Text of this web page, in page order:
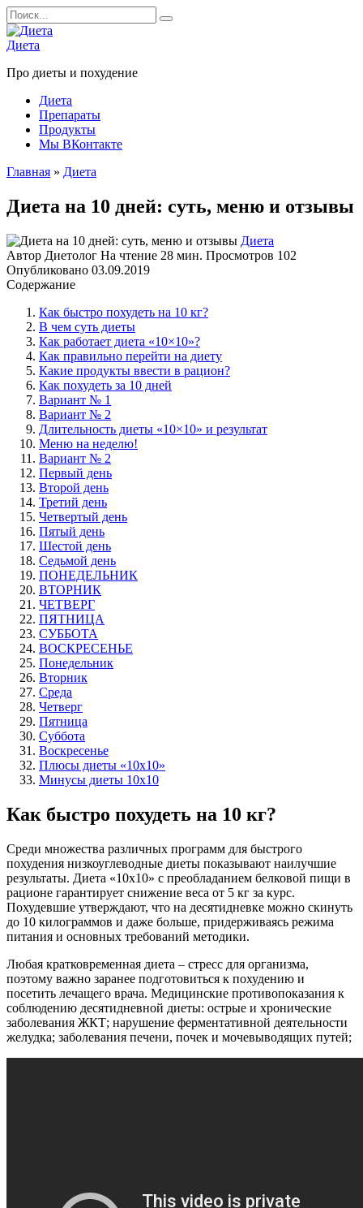
Перейти
к
содержанию
Search
for:
Диета
Про диеты и похудение
Диета
Препараты
Продукты
Мы ВКонтакте
Главная » Диета
Диета на 10 дней: суть, меню и отзывы
Диета
Автор Диетолог На чтение 28 мин. Просмотров 102
Опубликовано 03.09.2019
Содержание
Как быстро похудеть на 10 кг?
В чем суть диеты
Как работает диета «10×10»?
Как правильно перейти на диету
Какие продукты ввести в рацион?
Как похудеть за 10 дней
Вариант № 1
Вариант № 2
Длительность диеты «10×10» и результат
Меню на неделю!
Вариант № 2
Первый день
Второй день
Третий день
Четвертый день
Пятый день
Шестой день
Седьмой день
ПОНЕДЕЛЬНИК
ВТОРНИК
ЧЕТВЕРГ
ПЯТНИЦА
СУББОТА
ВОСКРЕСЕНЬЕ
Понедельник
Вторник
Среда
Четверг
Пятница
Суббота
Воскресенье
Плюсы диеты «10х10»
Минусы диеты 10х10
Как быстро похудеть на 10 кг?
Среди множества различных программ для быстрого
похудения низкоуглеводные диеты показывают наилучшие
результаты. Диета «10х10» с преобладанием белковой пищи в
рационе гарантирует снижение веса от 5 кг за курс.
Похудевшие утверждают, что на десятидневке можно скинуть
до 10 килограммов и даже больше, придерживаясь режима
питания и основных требований методики.
Любая кратковременная диета – стресс для организма,
поэтому важно заранее подготовиться к похудению и
посетить лечащего врача. Медицинские противопоказания к
соблюдению десятидневной диеты: острые и хронические
заболевания ЖКТ; нарушение ферментативной деятельности
желудка; заболевания печени, почек и мочевыводящих путей;